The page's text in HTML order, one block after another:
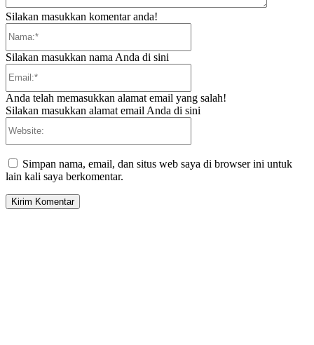
Silakan masukkan komentar anda!
Silakan masukkan nama Anda di sini
Anda telah memasukkan alamat email yang salah!
Silakan masukkan alamat email Anda di sini
Simpan nama, email, dan situs web saya di browser ini untuk
lain kali saya berkomentar.